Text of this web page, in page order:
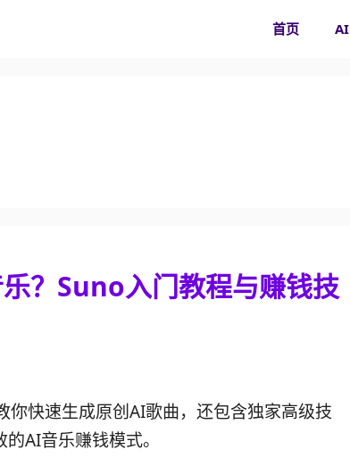
首页 AI
？Suno入门教程与赚钱技
快速生成原创AI歌曲，还包含独家高级技
AI音乐赚钱模式。